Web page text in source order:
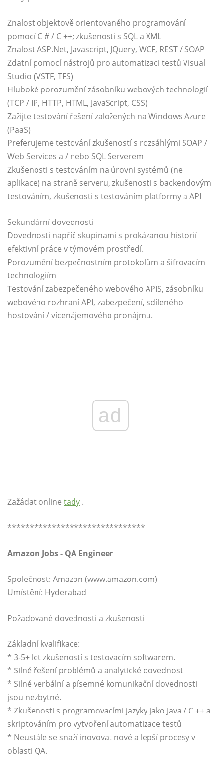
Znalost objektově orientovaného programování
pomocí C # / C ++; zkušenosti s SQL a XML
ZnalostASP.Net, Javascript, JQuery, WCF, REST / SOAP
Zdatní pomocí nástrojů pro automatizaci testů Visual
Studio (VSTF, TFS)
Hluboké porozumění zásobníku webových technologií
(TCP / IP, HTTP, HTML, JavaScript, CSS)
Zažijte testování řešení založených na Windows Azure
(PaaS)
Preferujeme testování zkušeností s rozsáhlými SOAP /
Web Services a / nebo SQL Serverem
Zkušenosti s testováním na úrovni systémů (ne
aplikace) na straně serveru, zkušenosti s backendovým
testováním, zkušenosti s testováním platformy a API
Sekundární dovednosti
Dovednosti napříč skupinami s prokázanou historií
efektivní práce v týmovém prostředí.
Porozumění bezpečnostním protokolům a šifrovacím
technologiím
Testování zabezpečeného webového APIS, zásobníku
webového rozhraní API, zabezpečení, sdíleného
hostování / vícenájemového pronájmu.
ad
Zažádat online tady .
*******************************
Amazon Jobs - QA Engineer
Společnost: Amazon (www.amazon.com)
Umístění: Hyderabad
Požadované dovednosti a zkušenosti
Základní kvalifikace:
* 3-5+ let zkušeností s testovacím softwarem.
* Silné řešení problémů a analytické dovednosti
* Silné verbální a písemné komunikační dovednosti
jsou nezbytné.
* Zkušenosti s programovacími jazyky jako Java / C ++ a
skriptováním pro vytvoření automatizace testů
* Neustále se snaží inovovat nové a lepší procesy v
oblasti QA.